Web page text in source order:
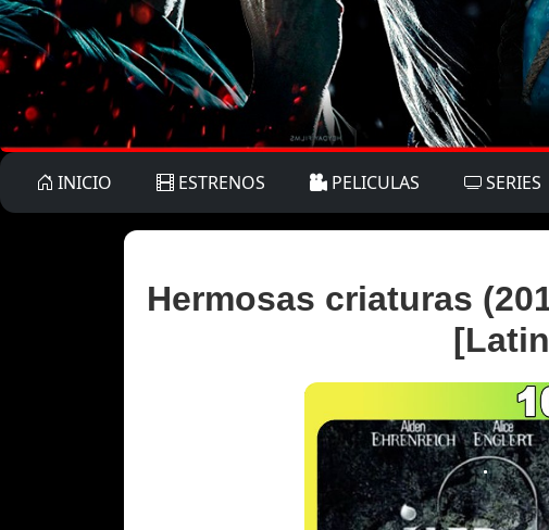
INICIO ESTRENOS PELICULAS SERIES
Hermosas criaturas